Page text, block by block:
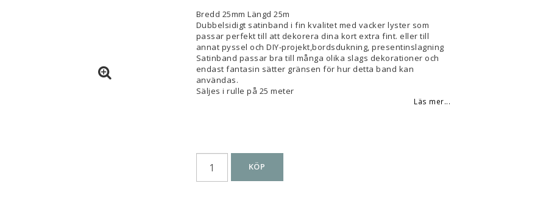
Lägg till i favoritlistan
Bredd 25mm Längd 25m
Dubbelsidigt satinband i fin kvalitet med vacker lyster som
passar perfekt till att dekorera dina kort extra fint. eller till
annat pyssel och DIY-projekt,bordsdukning, presentinslagning
Satinband passar bra till många olika slags dekorationer och
endast fantasin sätter gränsen för hur detta band kan
användas.
Säljes i rulle på 25 meter
Läs mer...
KÖP